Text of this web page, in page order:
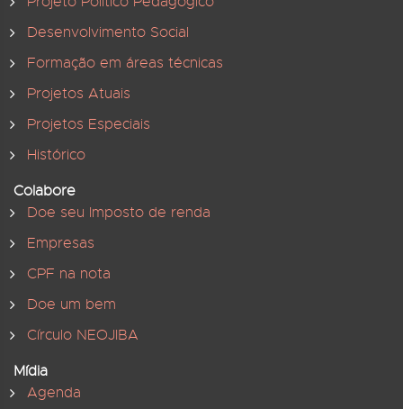
Desenvolvimento Social
Formação em áreas técnicas
Projetos Atuais
Projetos Especiais
Histórico
Colabore
Doe seu Imposto de renda
Empresas
CPF na nota
Doe um bem
Círculo NEOJIBA
Mídia
Agenda